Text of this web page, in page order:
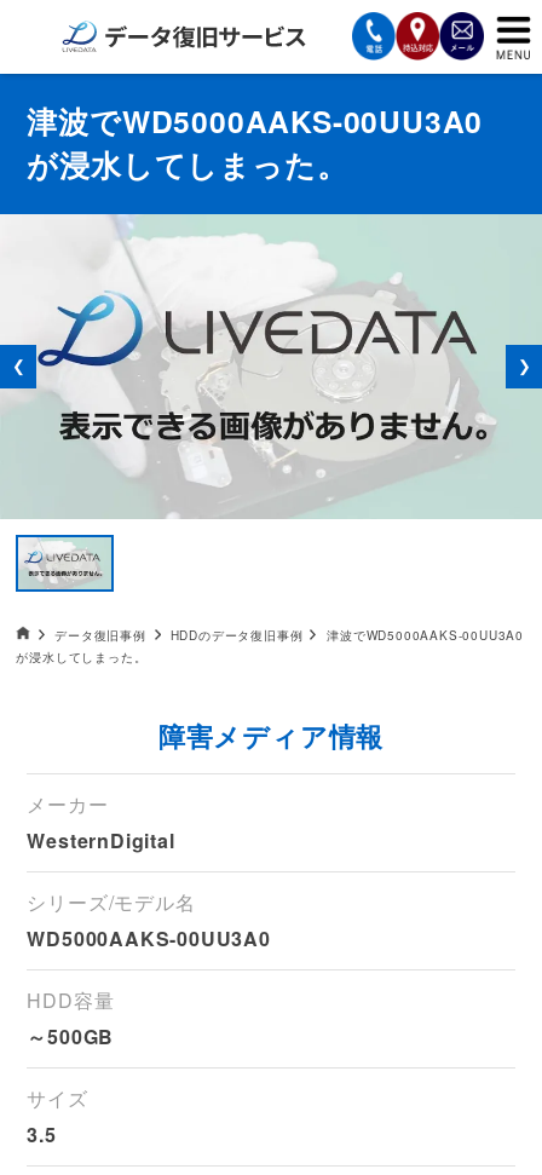
復旧費用と納期
サービスの流れ
対応メディア
データ復旧事例
お客様の声
津波でWD5000AAKS-00UU3A0
が浸水してしまった。
❮ ❯
データ復旧HOME
データ復旧事例 HDDのデータ復旧事例
津波でWD5000AAKS-00UU3A0
が浸水してしまった。
障害メディア情報
メーカー
WesternDigital
シリーズ/モデル名
WD5000AAKS-00UU3A0
HDD容量
～500GB
サイズ
3.5